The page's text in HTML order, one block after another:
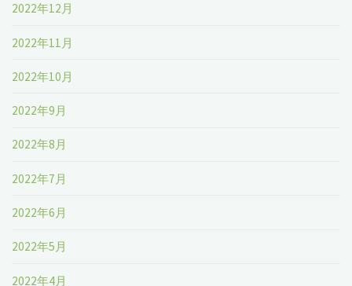
2022年12月
2022年11月
2022年10月
2022年9月
2022年8月
2022年7月
2022年6月
2022年5月
2022年4月